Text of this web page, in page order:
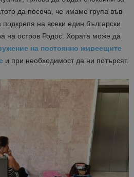
да посоча, че имаме група във
на всеки един български
на остров Родос. Хората може да
на постоянно живеещите
и при необходимост да ни потърсят.